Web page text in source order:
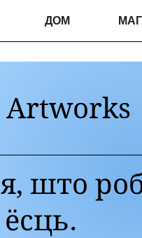
ДОМ
Artworks
што